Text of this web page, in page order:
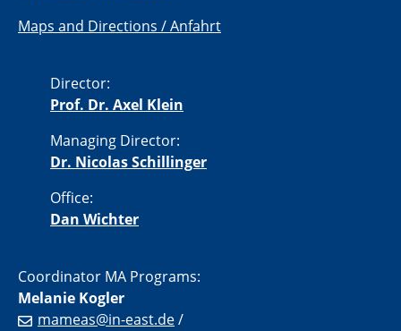
Maps and Directions / Anfahrt
Director:
Prof. Dr. Axel Klein
Managing Director:
Dr. Nicolas Schillinger
Office:
Dan Wichter
Coordinator MA Programs:
Melanie Kogler
mameas@in-east.de/